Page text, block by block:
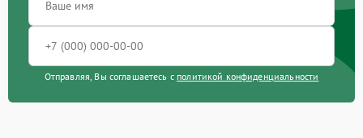
Отправляя, Вы соглашаетесь с политикой конфиденциальности